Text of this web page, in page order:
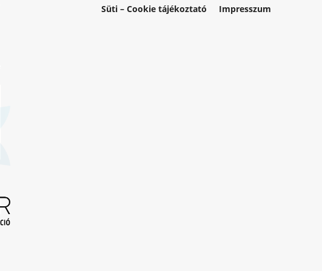
Süti – Cookie tájékoztató
Impresszum